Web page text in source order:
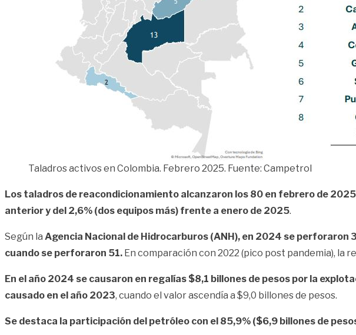
Taladros activos en Colombia. Febrero 2025. Fuente: Campetrol
Los taladros de reacondicionamiento alcanzaron los 80 en febrero de
anterior y del 2,6% (dos equipos más) frente a enero de 2025.
Según la Agencia Nacional de Hidrocarburos (ANH), en 2024 se perforaron
cuando se perforaron 51. En comparación con 2022 (pico post pandemia), la
En el año 2024 se causaron en regalías $8,1 billones de pesos por la
causado en el año 2023, cuando el valor ascendía a $9,0 billones de pesos.
Se destaca la participación del petróleo con el 85,9% ($6,9 billones de